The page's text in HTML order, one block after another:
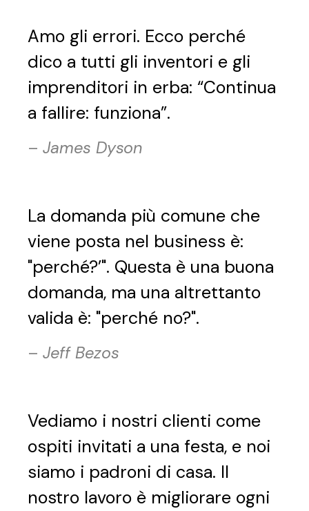
Amo gli errori. Ecco perché
dico a tutti gli inventori e gli
imprenditori in erba: “Continua
a fallire: funziona”.
– James Dyson
La domanda più comune che
viene posta nel business è:
"perché?’". Questa è una buona
domanda, ma una altrettanto
valida è: "perché no?".
– Jeff Bezos
Vediamo i nostri clienti come
ospiti invitati a una festa, e noi
siamo i padroni di casa. Il
nostro lavoro è migliorare ogni